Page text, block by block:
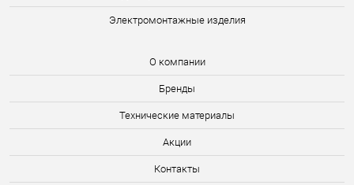
Электромонтажные изделия
О компании
Бренды
Технические материалы
Акции
Контакты